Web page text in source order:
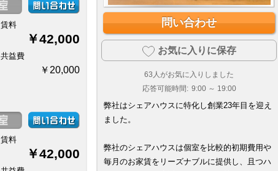
賃料
￥42,000
共益費
￥20,000
賃料
￥42,000
問い合わせ
お気に入りに保存
63 人がお気に入りしました
応答可能時間: 9:00 ～ 19:00
弊社はシェアハウスに特化し創業23年目を迎え
ました。
弊社のシェアハウスは個室を比較的初期費用や
毎月のお家賃をリーズナブルに提供し、且つハ